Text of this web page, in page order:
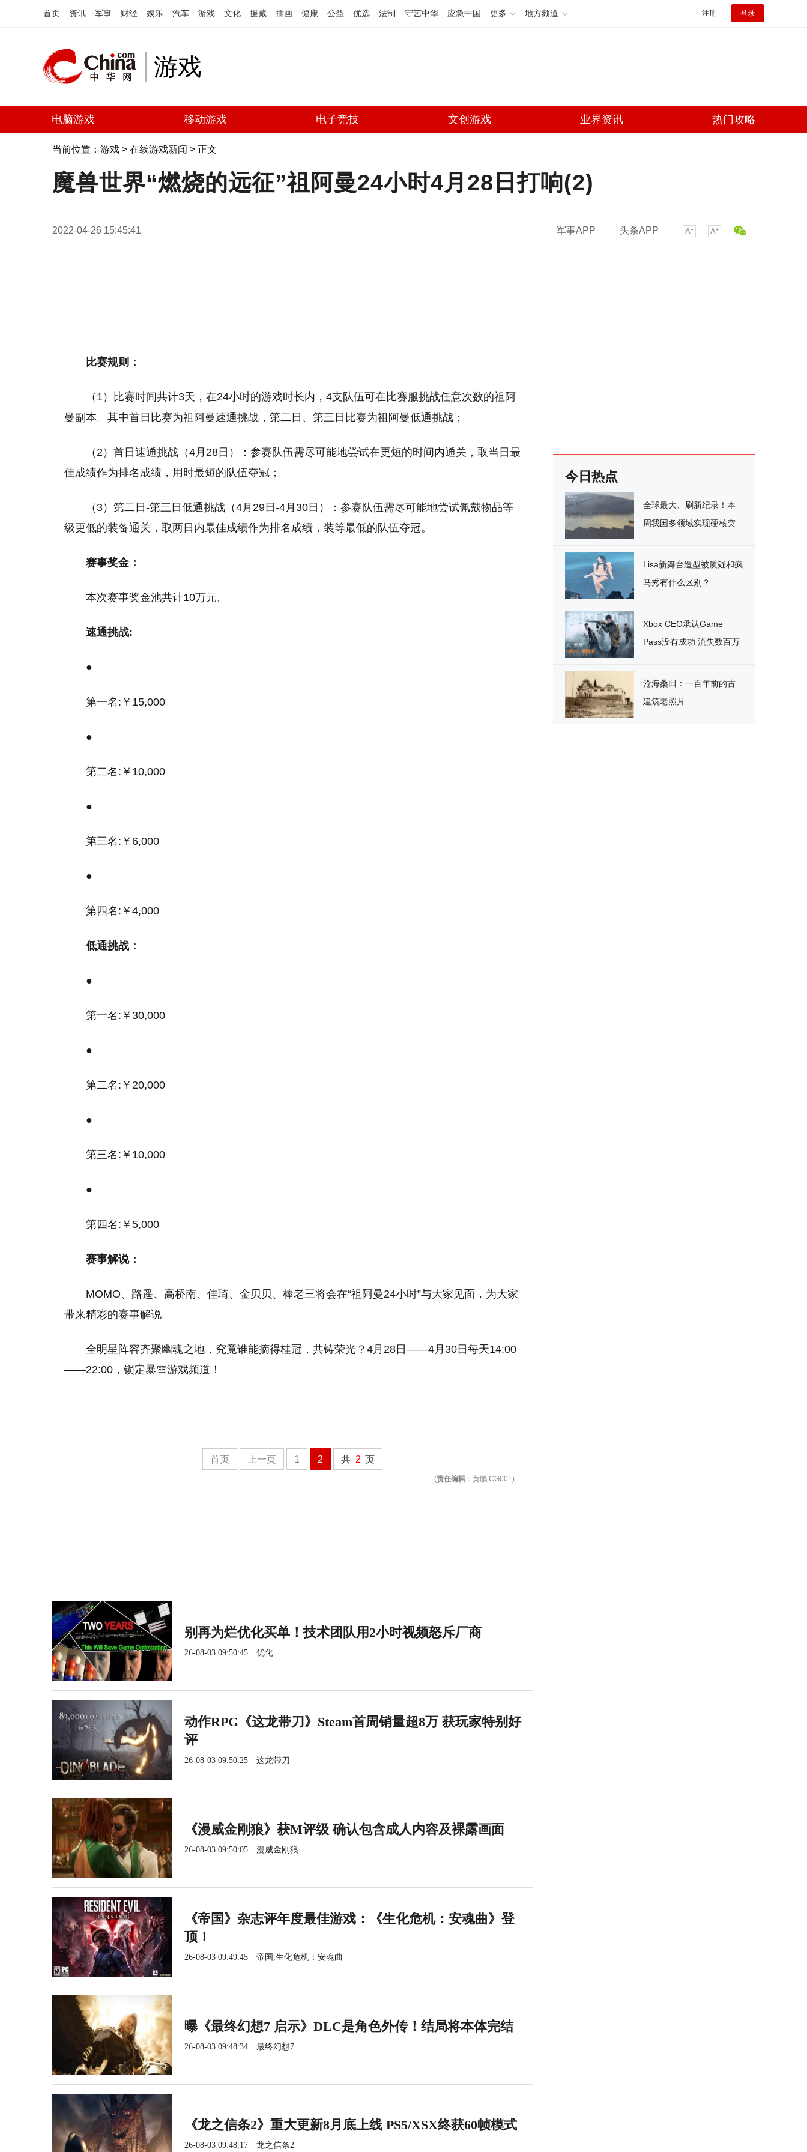
首页 资讯 军事 财经 娱乐 汽车 游戏 文化 援藏 插画 健康 公益 优选 法制 守艺中华 应急中国 更多 地方频道 注册 登录
游戏
电脑游戏 移动游戏 电子竞技 文创游戏 业界资讯 热门攻略
当前位置： 游戏 > 在线游戏新闻 > 正文
魔兽世界“燃烧的远征”祖阿曼24小时4月28日打响(2)
2022-04-26 15:45:41 军事APP 头条APP
比赛规则：
（1）比赛时间共计3天，在24小时的游戏时长内，4支队伍可在比赛服挑战任意次数的祖阿
曼副本。其中首日比赛为祖阿曼速通挑战，第二日、第三日比赛为祖阿曼低通挑战；
（2）首日速通挑战（4月28日）：参赛队伍需尽可能地尝试在更短的时间内通关，取当日最
佳成绩作为排名成绩，用时最短的队伍夺冠；
（3）第二日-第三日低通挑战（4月29日-4月30日）：参赛队伍需尽可能地尝试佩戴物品等
级更低的装备通关，取两日内最佳成绩作为排名成绩，装等最低的队伍夺冠。
赛事奖金：
本次赛事奖金池共计10万元。
速通挑战:
●
第一名:￥15,000
●
第二名:￥10,000
●
第三名:￥6,000
●
第四名:￥4,000
低通挑战：
●
第一名:￥30,000
●
第二名:￥20,000
●
第三名:￥10,000
●
第四名:￥5,000
赛事解说：
MOMO、路遥、高桥南、佳琦、金贝贝、棒老三将会在“祖阿曼24小时”与大家见面，为大家
带来精彩的赛事解说。
全明星阵容齐聚幽魂之地，究竟谁能摘得桂冠，共铸荣光？4月28日——4月30日每天14:00
——22:00，锁定暴雪游戏频道！
首页 上一页 1 2 共 2 页
(责任编辑 ：黄鹏 CG001)
别再为烂优化买单！技术团队用2小时视频怒斥厂商
26-08-03 09:50:45 优化
动作RPG《这龙带刀》Steam首周销量超8万 获玩家特别好
评
26-08-03 09:50:25 这龙带刀
《漫威金刚狼》获M评级 确认包含成人内容及裸露画面
26-08-03 09:50:05 漫威金刚狼
《帝国》杂志评年度最佳游戏：《生化危机：安魂曲》登
顶！
26-08-03 09:49:45 帝国,生化危机：安魂曲
曝《最终幻想7 启示》DLC是角色外传！结局将本体完结
26-08-03 09:48:34 最终幻想7
《龙之信条2》重大更新8月底上线 PS5/XSX终获60帧模式
26-08-03 09:48:17 龙之信条2
今日热点
全球最大、刷新纪录！本
周我国多领域实现硬核突
Lisa新舞台造型被质疑和疯
马秀有什么区别？
Xbox CEO承认Game
Pass没有成功 流失数百万
沧海桑田：一百年前的古
建筑老照片